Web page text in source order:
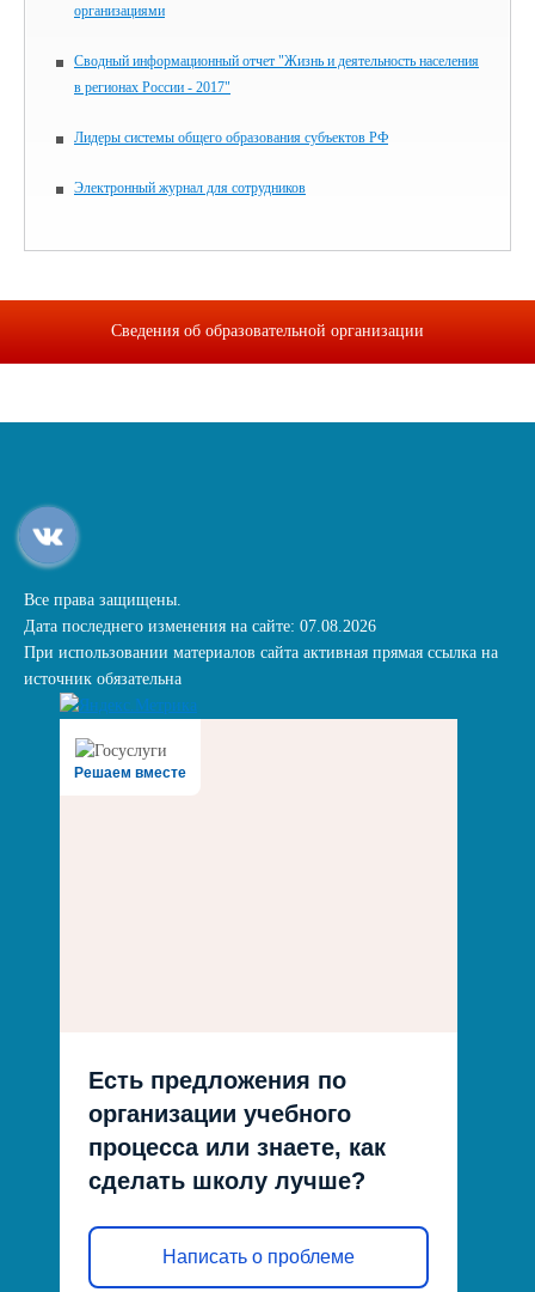
организациями
Сводный информационный отчет "Жизнь и деятельность населения
в регионах России - 2017"
Лидеры системы общего образования субъектов РФ
Электронный журнал для сотрудников
Сведения об образовательной организации
Все права защищены.
Дата последнего изменения на сайте: 07.08.2026
При использовании материалов сайта активная прямая ссылка на
источник обязательна
Решаем вместе
Есть предложения по
организации учебного
процесса или знаете, как
сделать школу лучше?
Написать о проблеме